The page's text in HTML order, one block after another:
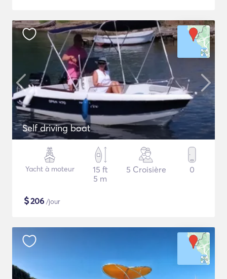
Self driving boat
Yacht à moteur
15 ft
5 m
5 Croisière 0
$206 /jour